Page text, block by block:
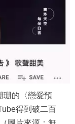
珊的〈戀愛預
得到破二百